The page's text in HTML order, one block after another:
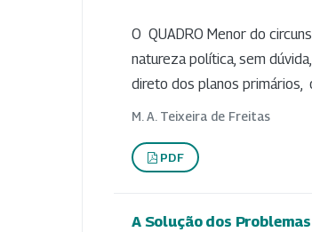
O QUADRO Menor do
natureza política, sem
direto dos planos primários,
M. A. Teixeira de Freitas
PDF
A Solução dos